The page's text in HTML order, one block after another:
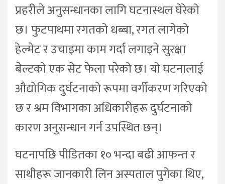
प्रहरीले अनुसन्धानका लागि घटनास्थल घेरेको
छ। फुटपाथमा रगतको धब्बा, रगत लागेको
हेल्मेट र उचाइमा काम गर्दा लगाइने सुरक्षा
बेल्टको एक सेट फेला परेको छ। यो घटनालाई
औद्योगिक दुर्घटनाको रूपमा वर्गीकरण गरिएको
छ र श्रम विभागका अधिकारीहरू दुर्घटनाको
कारण अनुसन्धान गर्न उपस्थित छन्।
घटनापछि पीडितका १० भन्दा बढी आफन्त र
साथीहरू जानकारी लिन अस्पताल पुगेका थिए,